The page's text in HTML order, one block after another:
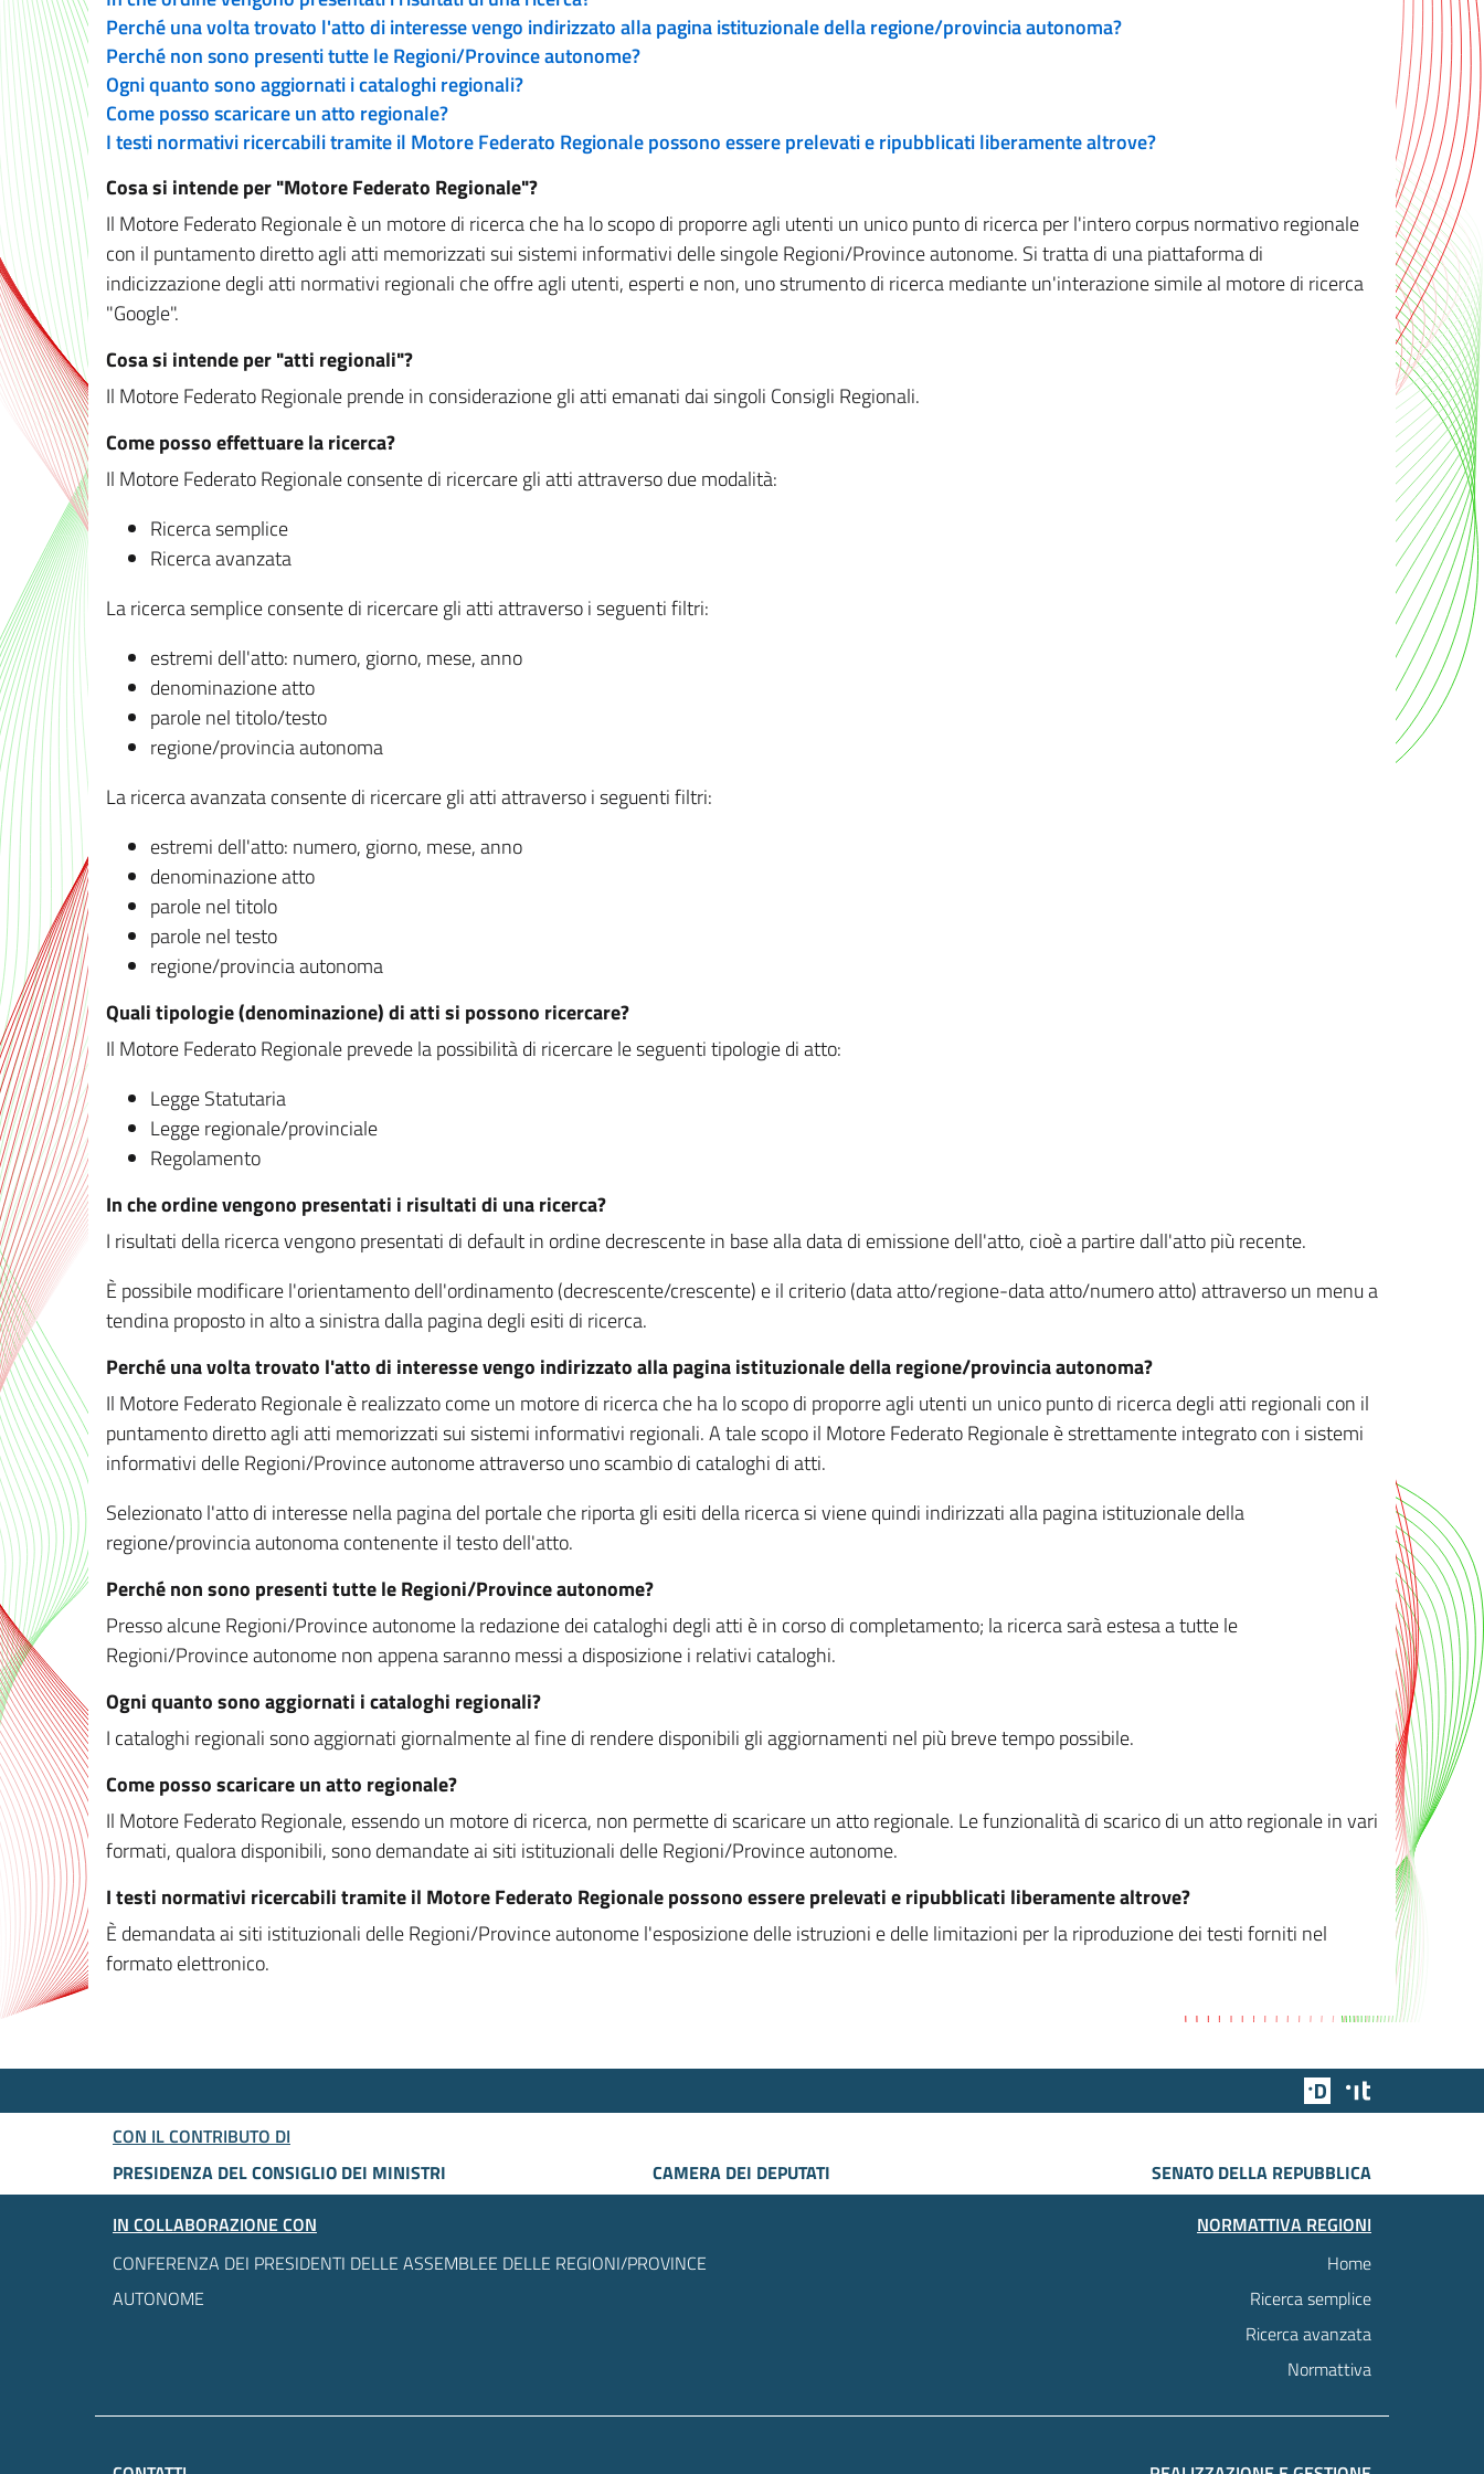
Perché una volta trovato l'atto di interesse vengo indirizzato alla pagina istituzionale della regione/provincia autonoma?
Perché non sono presenti tutte le Regioni/Province autonome?
Ogni quanto sono aggiornati i cataloghi regionali?
Come posso scaricare un atto regionale?
I testi normativi ricercabili tramite il Motore Federato Regionale possono essere prelevati e ripubblicati liberamente altrove?
Cosa si intende per "Motore Federato Regionale"?
Il Motore Federato Regionale è un motore di ricerca che ha lo scopo di proporre agli utenti un unico punto di ricerca per l'intero corpus normativo regionale
con il puntamento diretto agli atti memorizzati sui sistemi informativi delle singole Regioni/Province autonome. Si tratta di una piattaforma di
indicizzazione degli atti normativi regionali che offre agli utenti, esperti e non, uno strumento di ricerca mediante un'interazione simile al motore di ricerca
"Google".
Cosa si intende per "atti regionali"?
Il Motore Federato Regionale prende in considerazione gli atti emanati dai singoli Consigli Regionali.
Come posso effettuare la ricerca?
Il Motore Federato Regionale consente di ricercare gli atti attraverso due modalità:
Ricerca semplice
Ricerca avanzata
La ricerca semplice consente di ricercare gli atti attraverso i seguenti filtri:
estremi dell'atto: numero, giorno, mese, anno
denominazione atto
parole nel titolo/testo
regione/provincia autonoma
La ricerca avanzata consente di ricercare gli atti attraverso i seguenti filtri:
estremi dell'atto: numero, giorno, mese, anno
denominazione atto
parole nel titolo
parole nel testo
regione/provincia autonoma
Quali tipologie (denominazione) di atti si possono ricercare?
Il Motore Federato Regionale prevede la possibilità di ricercare le seguenti tipologie di atto:
Legge Statutaria
Legge regionale/provinciale
Regolamento
In che ordine vengono presentati i risultati di una ricerca?
I risultati della ricerca vengono presentati di default in ordine decrescente in base alla data di emissione dell'atto, cioè a partire dall'atto più recente.
È possibile modificare l'orientamento dell'ordinamento (decrescente/crescente) e il criterio (data atto/regione-data atto/numero atto) attraverso un menu a
tendina proposto in alto a sinistra dalla pagina degli esiti di ricerca.
Perché una volta trovato l'atto di interesse vengo indirizzato alla pagina istituzionale della regione/provincia autonoma?
Il Motore Federato Regionale è realizzato come un motore di ricerca che ha lo scopo di proporre agli utenti un unico punto di ricerca degli atti regionali con il
puntamento diretto agli atti memorizzati sui sistemi informativi regionali. A tale scopo il Motore Federato Regionale è strettamente integrato con i sistemi
informativi delle Regioni/Province autonome attraverso uno scambio di cataloghi di atti.
Selezionato l'atto di interesse nella pagina del portale che riporta gli esiti della ricerca si viene quindi indirizzati alla pagina istituzionale della
regione/provincia autonoma contenente il testo dell'atto.
Perché non sono presenti tutte le Regioni/Province autonome?
Presso alcune Regioni/Province autonome la redazione dei cataloghi degli atti è in corso di completamento; la ricerca sarà estesa a tutte le
Regioni/Province autonome non appena saranno messi a disposizione i relativi cataloghi.
Ogni quanto sono aggiornati i cataloghi regionali?
I cataloghi regionali sono aggiornati giornalmente al fine di rendere disponibili gli aggiornamenti nel più breve tempo possibile.
Come posso scaricare un atto regionale?
Il Motore Federato Regionale, essendo un motore di ricerca, non permette di scaricare un atto regionale. Le funzionalità di scarico di un atto regionale in vari
formati, qualora disponibili, sono demandate ai siti istituzionali delle Regioni/Province autonome.
I testi normativi ricercabili tramite il Motore Federato Regionale possono essere prelevati e ripubblicati liberamente altrove?
È demandata ai siti istituzionali delle Regioni/Province autonome l'esposizione delle istruzioni e delle limitazioni per la riproduzione dei testi forniti nel
formato elettronico.
Team Digitale
CON IL CONTRIBUTO DI
PRESIDENZA DEL CONSIGLIO DEI MINISTRI
CAMERA DEI DEPUTATI
SENATO DELLA REPUBBLICA
IN COLLABORAZIONE CON
CONFERENZA DEI PRESIDENTI DELLE ASSEMBLEE DELLE REGIONI/PROVINCE
AUTONOME
NORMATTIVA REGIONI
Home
Ricerca semplice
Ricerca avanzata
Normattiva